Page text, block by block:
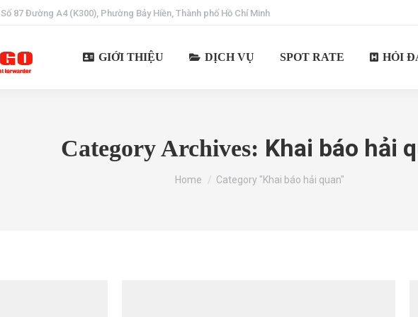
Số 87 Đường A4 (K300), Phường Bảy Hiền, Thành phố Hồ Chí Minh
GIỚI THIỆU DỊCH VỤ SPOT RATE HỎI
Category Archives: Khai báo hải
You are here:
Home Category "Khai báo hải quan"